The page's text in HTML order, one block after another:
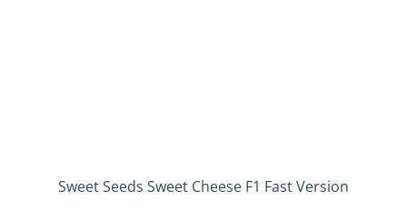
Sweet Seeds Sweet Cheese F1 Fast Version